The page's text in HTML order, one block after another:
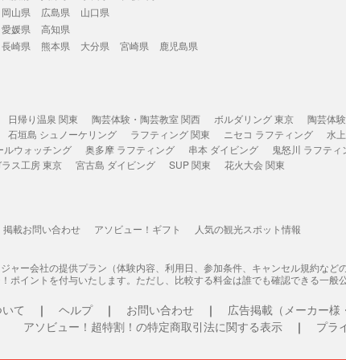
岡山県 広島県
山口県
愛媛県
高知県
長崎県 熊本県 大分県 宮崎県
鹿児島県
日帰り温泉 関東 陶芸体験・陶芸教室 関西 ボルダリング 東京 陶芸体
石垣島 シュノーケリング ラフティング 関東 ニセコ ラフティング 水
ルウォッチング 奥多摩 ラフティング 串本 ダイビング 鬼怒川 ラフティ
ス工房 東京 宮古島 ダイビング SUP 関東 花火大会 関東
掲載お問い合わせ アソビュー！ギフト 人気の観光スポット情報
ャー会社の提供プラン（体験内容、利用日、参加条件、キャンセル規約な
ポイントを付与いたします。ただし、比較する料金は誰でも確認できる一般
て ヘルプ お問い合わせ 広告掲載（メーカー様
アソビュー！超特割！の特定商取引法に関する表示
プラ